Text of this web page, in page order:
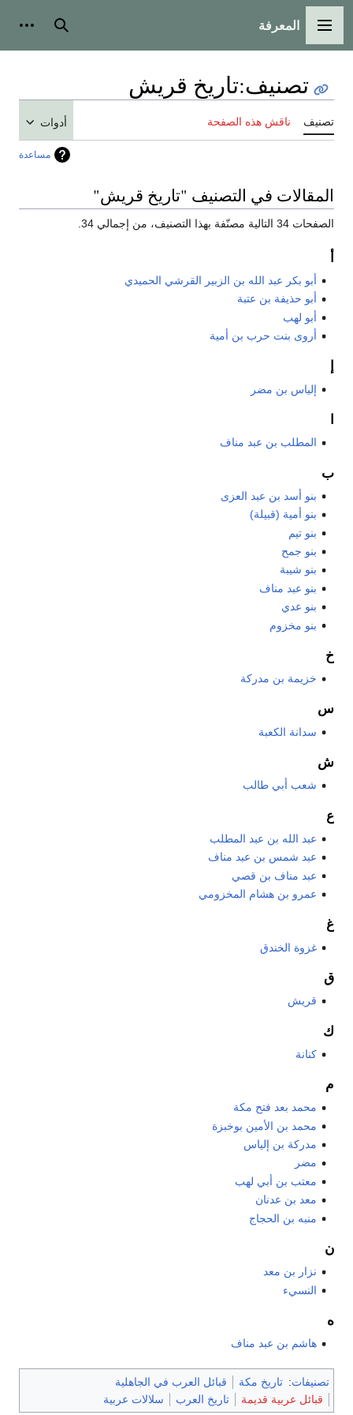
القائمة الرئيسية
المعرفة بحث
تصنيف:تاريخ قريش
تصنيف ناقش هذه الصفحة أدوات
مساعدة
المقالات في التصنيف "تاريخ قريش"
الصفحات 34 التالية مصنّفة بهذا التصنيف، من إجمالي 34.
أبو بكر عبد الله بن الزبير القرشي الحميدي
أبو حذيفة بن عتبة
أبو لهب
أروى بنت حرب بن أمية
إ
إلياس بن مضر
المطلب بن عبد مناف
ب
بنو أسد بن عبد العزى
بنو أمية (قبيلة)
بنو تيم
بنو جمح
بنو شيبة
بنو عبد مناف
بنو عدي
بنو مخزوم
خ
خزيمة بن مدركة
س
سدانة الكعبة
ش
شعب أبي طالب
ع
عبد الله بن عبد المطلب
عبد شمس بن عبد مناف
عبد مناف بن قصي
عمرو بن هشام المخزومي
غ
غزوة الخندق
ق
قريش
ك
كنانة
م
محمد بعد فتح مكة
محمد بن الأمين بوخبزة
مدركة بن إلياس
مضر
معتب بن أبي لهب
معد بن عدنان
منبه بن الحجاج
ن
نزار بن معد
النسيء
ه
هاشم بن عبد مناف
تصنيفات: تاريخ مكة
قبائل العرب في الجاهلية
قبائل عربية قديمة
تاريخ العرب سلالات عربية